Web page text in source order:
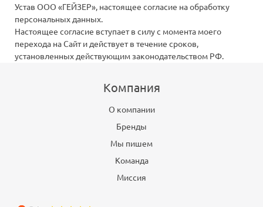
Устав ООО «ГЕЙЗЕР», настоящее согласие на обработку
персональных данных.
Настоящее согласие вступает в силу с момента моего
перехода на Сайт и действует в течение сроков,
установленных действующим законодательством РФ.
Компания
О компании
Бренды
Мы пишем
Команда
Миссия